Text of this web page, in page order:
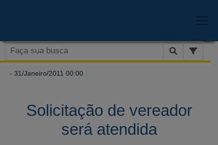
- 31/Janeiro/2011 00:00
Solicitação de vereador
será atendida